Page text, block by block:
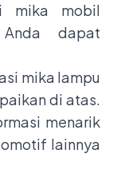
mika mobil
dapat
mika lampu
di atas.
menarik
lainnya